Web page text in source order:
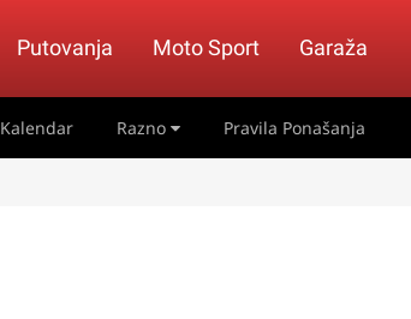
Putovanja Moto Sport Garaža
Kalendar Razno Pravila Ponašanja